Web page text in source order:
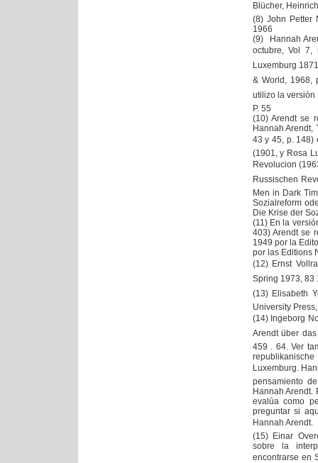
Blücher,
(8) John Petter
1966
(9) Hannah
octubre, Vol 7,
Luxemburg
& World, 1968,
utilizo la versión
P. 55
(10) Arendt se
Hannah
43 y 45, p. 148)
(1901, y Rosa
Revolucion
Russischen
Men in Dark
Sozialreform
Die Krise der
(11) En la
403) Arendt se
1949 por la
por las Editions
(12) Ernst
Spring 1973, 83
(13) Elisabeth
University
(14) Ingeborg
Arendt über
459 . 64. Ver
Luxemburg.
pensamiento
Hannah
evalúa como
preguntar si
Hannah Arendt.
(15) Einar
sobre la
encontrarse en